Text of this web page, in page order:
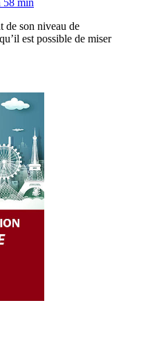
58 min
de son niveau de
est possible de miser